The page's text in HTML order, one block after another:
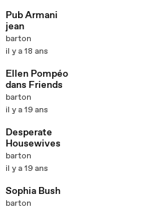
Pub Armani
jean
barton
il y a 18 ans
Ellen Pompéo
dans Friends
barton
il y a 19 ans
Desperate
Housewives
barton
il y a 19 ans
Sophia Bush
barton